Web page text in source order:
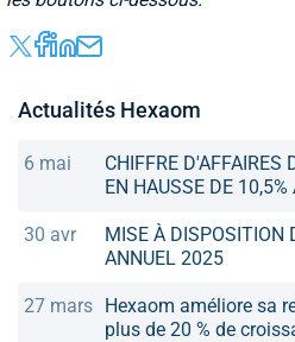
Actualités Hexaom
6 mai
CHIFFRE D'AFFAIRES
EN HAUSSE DE
30 avr
MISE À DISPOSITION
ANNUEL 2025
27 mars Hexaom améliore sa
plus de 20 % de